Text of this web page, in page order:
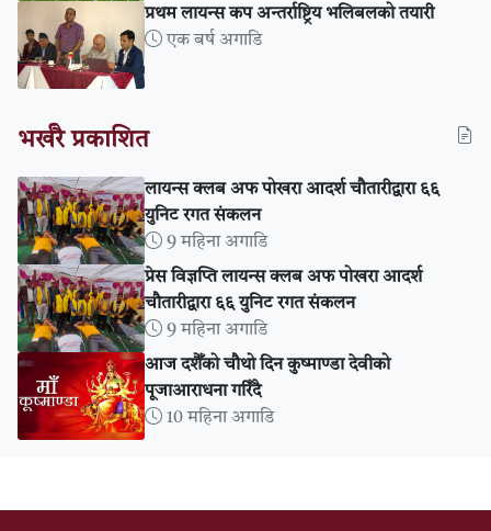
प्रथम लायन्स कप अन्तर्राष्ट्रिय भलिबलको तयारी
एक बर्ष अगाडि
भर्खरै प्रकाशित
लायन्स क्लब अफ पोखरा आदर्श चौतारीद्वारा ६६
युनिट रगत संकलन
9 महिना अगाडि
प्रेस विज्ञप्ति लायन्स क्लब अफ पोखरा आदर्श
चौतारीद्वारा ६६ युनिट रगत संकलन
9 महिना अगाडि
आज दशैँको चौथो दिन कुष्माण्डा देवीको
पूजाआराधना गरिँदै
10 महिना अगाडि